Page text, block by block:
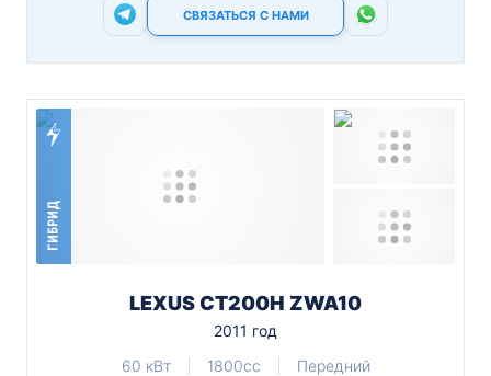
СВЯЗАТЬСЯ С НАМИ
ГИБРИД
LEXUS CT200H ZWA10
2011 год
60 кВт
1800cc Передний